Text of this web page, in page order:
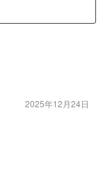
2025年12月24日